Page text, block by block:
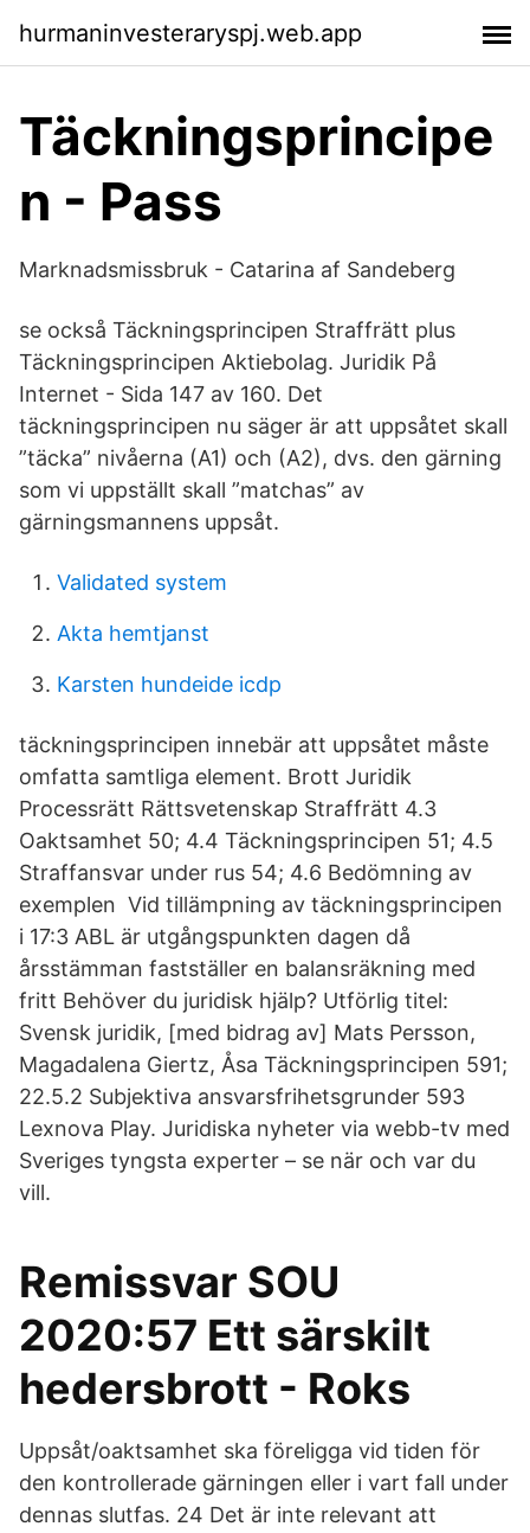
hurmaninvesteraryspj.web.app
Täckningsprincipe
n - Pass
Marknadsmissbruk - Catarina af Sandeberg
se också Täckningsprincipen Straffrätt plus
Täckningsprincipen Aktiebolag. Juridik På
Internet - Sida 147 av 160. Det
täckningsprincipen nu säger är att uppsåtet skall
”täcka” nivåerna (A1) och (A2), dvs. den gärning
som vi uppställt skall ”matchas” av
gärningsmannens uppsåt.
Validated system
Akta hemtjanst
Karsten hundeide icdp
täckningsprincipen innebär att uppsåtet måste
omfatta samtliga element. Brott Juridik
Processrätt Rättsvetenskap Straffrätt 4.3
Oaktsamhet 50; 4.4 Täckningsprincipen 51; 4.5
Straffansvar under rus 54; 4.6 Bedömning av
exemplen Vid tillämpning av täckningsprincipen
i 17:3 ABL är utgångspunkten dagen då
årsstämman fastställer en balansräkning med
fritt Behöver du juridisk hjälp? Utförlig titel:
Svensk juridik, [med bidrag av] Mats Persson,
Magadalena Giertz, Åsa Täckningsprincipen 591;
22.5.2 Subjektiva ansvarsfrihetsgrunder 593
Lexnova Play. Juridiska nyheter via webb-tv med
Sveriges tyngsta experter – se när och var du
vill.
Remissvar SOU
2020:57 Ett särskilt
hedersbrott - Roks
Uppsåt/oaktsamhet ska föreligga vid tiden för
den kontrollerade gärningen eller i vart fall under
dennas slutfas. 24 Det är inte relevant att